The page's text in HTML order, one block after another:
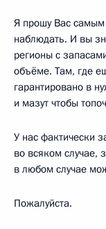
Я прошу Вас
наблюдать. И вы
регионы с
объёме. Там, где
гарантировано в
и мазут чтобы
У нас фактически
во всяком случае,
в любом случае
Пожалуйста.